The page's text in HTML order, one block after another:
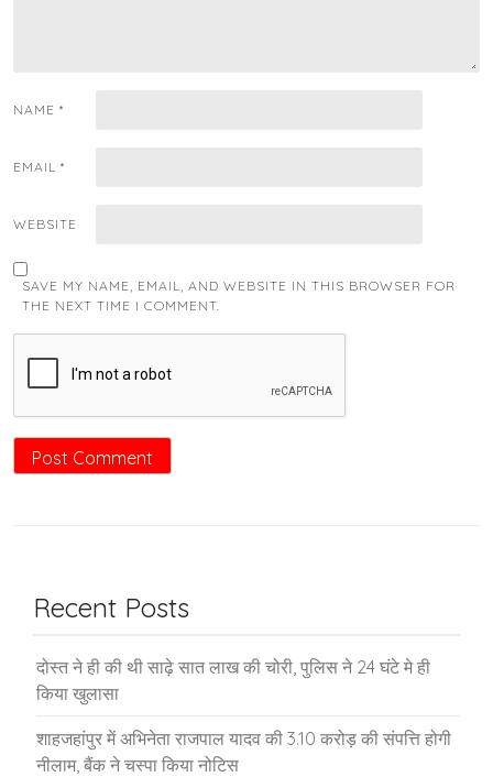
NAME *
EMAIL *
WEBSITE
SAVE MY NAME, EMAIL, AND WEBSITE IN THIS BROWSER FOR
THE NEXT TIME I COMMENT.
Recent Posts
दोस्त ने ही की थी साढ़े सात लाख की चोरी, पुलिस ने 24 घंटे मे ही
किया खुलासा
शाहजहांपुर में अभिनेता राजपाल यादव की 3.10 करोड़ की संपत्ति होगी
नीलाम, बैंक ने चस्पा किया नोटिस